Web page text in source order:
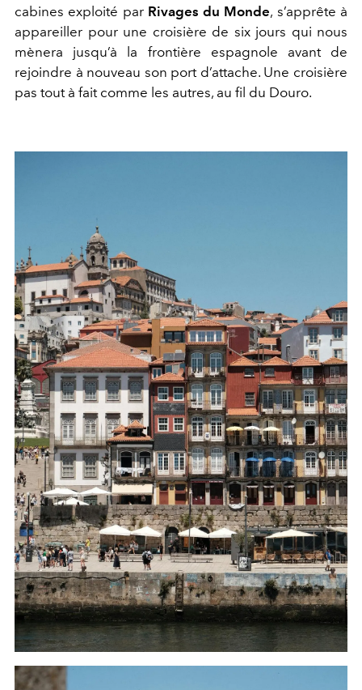
cabines exploité par Rivages du Monde, s’apprête à
appareiller pour une croisière de six jours qui nous
mènera jusqu’à la frontière espagnole avant de
rejoindre à nouveau son port d’attache. Une croisière
pas tout à fait comme les autres, au fil du Douro.